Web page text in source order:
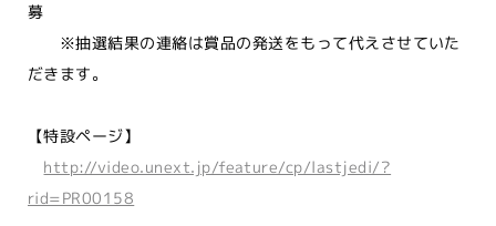
募
※抽選結果の連絡は賞品の発送をもって代えさせていた
だきます。
【特設ページ】
http://video.unext.jp/feature/cp/lastjedi/?
rid=PR00158